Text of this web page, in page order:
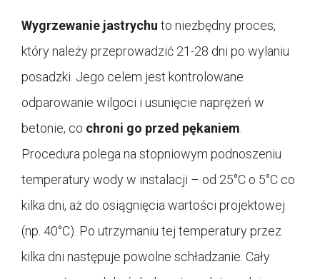
Wygrzewanie jastrychu to niezbędny proces,
który należy przeprowadzić 21-28 dni po wylaniu
posadzki. Jego celem jest kontrolowane
odparowanie wilgoci i usunięcie naprężeń w
betonie, co chroni go przed pękaniem.
Procedura polega na stopniowym podnoszeniu
temperatury wody w instalacji – od 25°C o 5°C co
kilka dni, aż do osiągnięcia wartości projektowej
(np. 40°C). Po utrzymaniu tej temperatury przez
kilka dni następuje powolne schładzanie. Cały